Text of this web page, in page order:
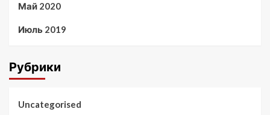
Май 2020
Июль 2019
Рубрики
Uncategorised